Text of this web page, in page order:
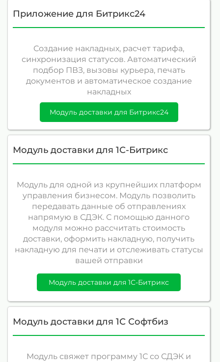
Приложение для Битрикс24
Создание накладных, расчет тарифа,
синхронизация статусов. Автоматический
подбор ПВЗ, вызовы курьера, печать
документов и автоматическое создание
накладных
Модуль доставки для Битрикс24
Модуль доставки для 1С-Битрикс
Модуль для одной из крупнейших платформ
управления бизнесом. Модуль позволить
передавать данные об отправлениях
напрямую в СДЭК. С помощью данного
модуля можно рассчитать стоимость
доставки, оформить накладную, получить
накладную для печати и отслеживать статусы
вашей отправки
Модуль доставки для 1С-Битрикс
Модуль доставки для 1С Софтбиз
Модуль свяжет программу 1С со СДЭК и